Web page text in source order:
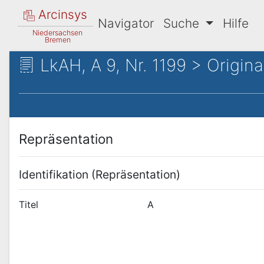
Arcinsys
Niedersachsen
Bremen
Navigator Suche Hilfe
LkAH, A 9, Nr. 1199 >
Repräsentation
Identifikation (Repräsentation)
Titel A